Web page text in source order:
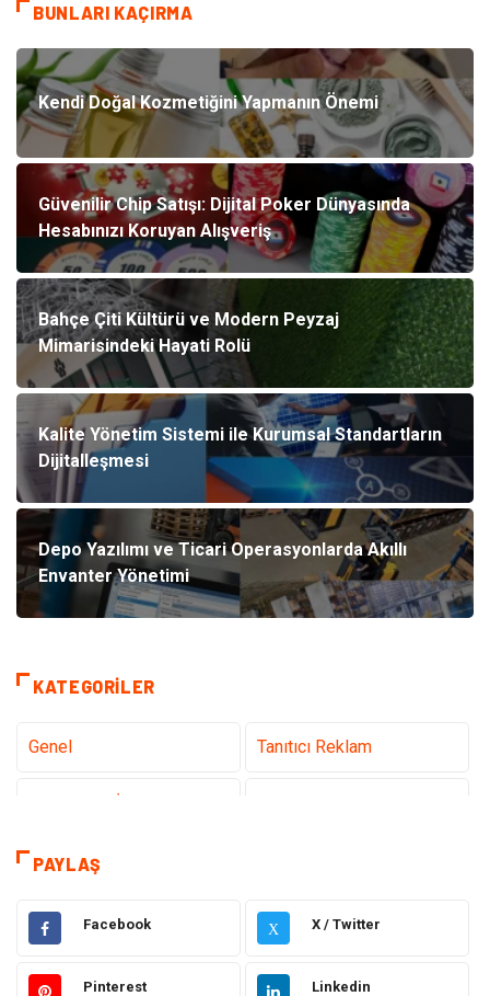
BUNLARI KAÇIRMA
Kendi Doğal Kozmetiğini Yapmanın Önemi
Güvenilir Chip Satışı: Dijital Poker Dünyasında
Hesabınızı Koruyan Alışveriş
Bahçe Çiti Kültürü ve Modern Peyzaj
Mimarisindeki Hayati Rolü
Kalite Yönetim Sistemi ile Kurumsal Standartların
Dijitalleşmesi
Depo Yazılımı ve Ticari Operasyonlarda Akıllı
Envanter Yönetimi
KATEGORILER
Genel Tanıtıcı Reklam
Teknoloji & İnternet
Eğitim & Kariyer
Hukuk Moda
Gündem Elektronik
PAYLAŞ
Facebook X X / Twitter
Pinterest Linkedin